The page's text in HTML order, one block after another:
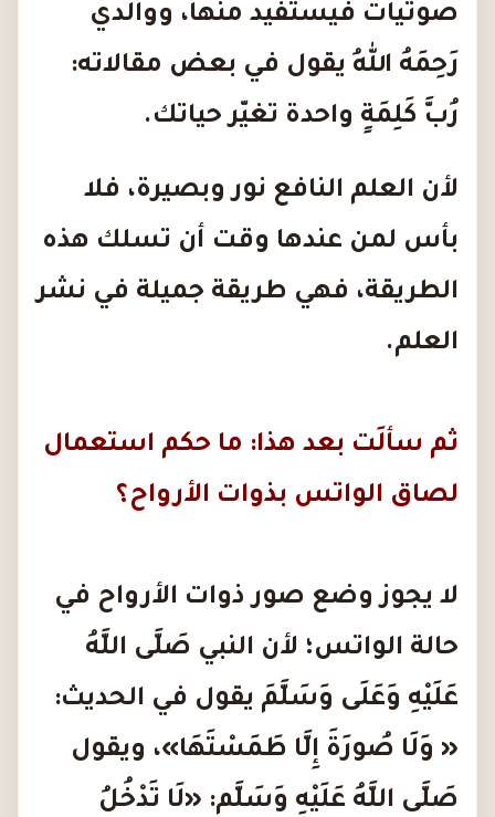
صوتيات فيستفيد منها، ووالدي
رَحِمَهُ اللهُ يقول في بعض مقالاته:
رُبَّ كَلِمَةٍ واحدة تغيّر حياتك.
لأن العلم النافع نور وبصيرة، فلا
بأس لمن عندها وقت أن تسلك هذه
الطريقة، فهي طريقة جميلة في نشر
العلم.
ثم سألَت بعد هذا: ما حكم استعمال
لصاق الواتس بذوات الأرواح؟
لا يجوز وضع صور ذوات الأرواح في
حالة الواتس؛ لأن النبي صَلَّى اللَّهُ
عَلَيْهِ وَعَلَى وَسَلَّمَ يقول في الحديث:
« وَلَا صُورَةَ إِلَّا طَمَسْتَهَا»، ويقول
صَلَّى اللَّهُ عَلَيْهِ وَسَلَّم: «لَا تَدْخُلُ